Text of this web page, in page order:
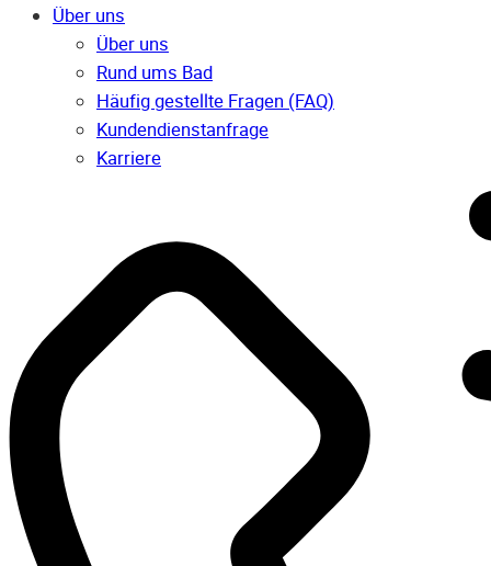
Über uns
Über uns
Rund ums Bad
Häufig gestellte Fragen (FAQ)
Kunden­dienst­anfrage
Karriere